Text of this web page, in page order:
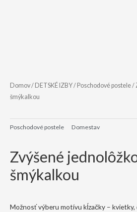
Domov/ DETSKÉ IZBY/ Poschodové postele/
šmýkalkou
Poschodové postele Domestav
Zvýšené
šmýkalkou
Možnosť výberu motívu kĺzačky – kvietky,